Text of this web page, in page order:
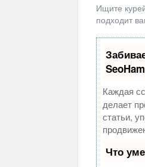
Ищите
подходит
Каждая
делает
статьи,
Что